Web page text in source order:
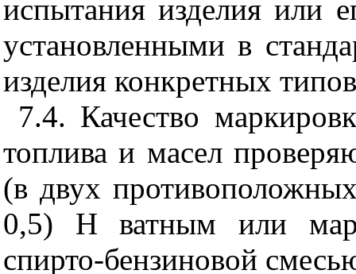
испытания изделия или
установленными в
изделия конкретных
7.4. Качество
топлива и масел
(в двух
0,5) Н ватным или
спирто-бензиновой